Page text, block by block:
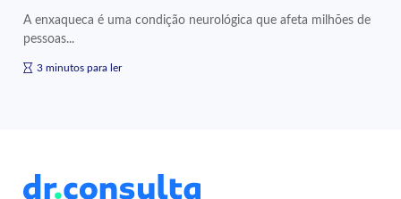
A enxaqueca é uma condição neurológica que afeta milhões de
pessoas...
3 minutos para ler